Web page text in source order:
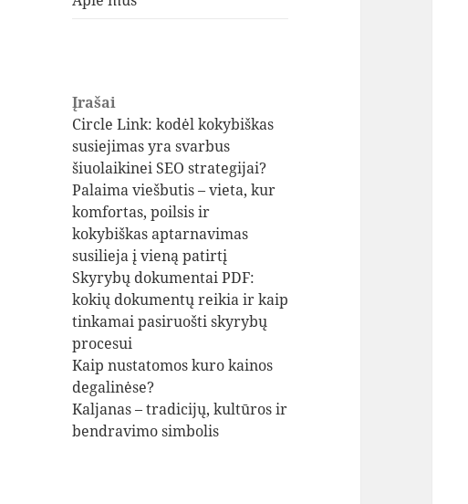
Įrašai
Circle Link: kodėl kokybiškas
susiejimas yra svarbus
šiuolaikinei SEO strategijai?
Palaima viešbutis – vieta, kur
komfortas, poilsis ir
kokybiškas aptarnavimas
susilieja į vieną patirtį
Skyrybų dokumentai PDF:
kokių dokumentų reikia ir kaip
tinkamai pasiruošti skyrybų
procesui
Kaip nustatomos kuro kainos
degalinėse?
Kaljanas – tradicijų, kultūros ir
bendravimo simbolis